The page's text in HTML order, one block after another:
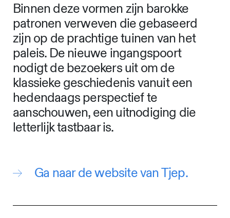
Binnen deze vormen zijn barokke
patronen verweven die gebaseerd
zijn op de prachtige tuinen van het
paleis. De nieuwe ingangspoort
nodigt de bezoekers uit om de
klassieke geschiedenis vanuit een
hedendaags perspectief te
aanschouwen, een uitnodiging die
letterlijk tastbaar is.
Ga naar de website van Tjep.